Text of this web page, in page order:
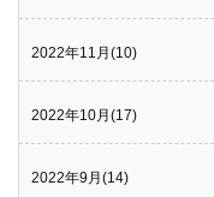
2022年11月(10)
2022年10月(17)
2022年9月(14)